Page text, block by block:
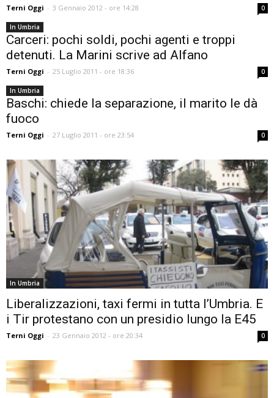
Terni Oggi - 3 Gennaio 2012 - ore 14:28 0
In Umbria
Carceri: pochi soldi, pochi agenti e troppi
detenuti. La Marini scrive ad Alfano
Terni Oggi - 25 Luglio 2011 - ore 18:36 0
In Umbria
Baschi: chiede la separazione, il marito le dà
fuoco
Terni Oggi - 27 Luglio 2011 - ore 23:54 0
In Umbria
Liberalizzazioni, taxi fermi in tutta l’Umbria. E
i Tir protestano con un presidio lungo la E45
Terni Oggi - 23 Gennaio 2012 - ore 20:34 0